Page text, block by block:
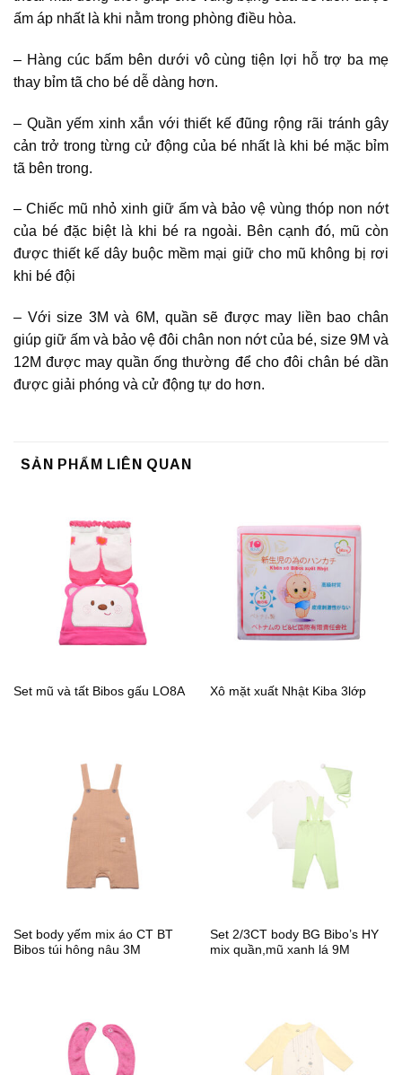
ấm áp nhất là khi nằm trong phòng điều hòa.
– Hàng cúc bấm bên dưới vô cùng tiện lợi hỗ trợ ba mẹ
thay bỉm tã cho bé dễ dàng hơn.
– Quần yếm xinh xắn với thiết kế đũng rộng rãi tránh gây
cản trở trong từng cử động của bé nhất là khi bé mặc bỉm
tã bên trong.
– Chiếc mũ nhỏ xinh giữ ấm và bảo vệ vùng thóp non nớt
của bé đặc biệt là khi bé ra ngoài. Bên cạnh đó, mũ còn
được thiết kế dây buộc mềm mại giữ cho mũ không bị rơi
khi bé đội
– Với size 3M và 6M, quần sẽ được may liền bao chân
giúp giữ ấm và bảo vệ đôi chân non nớt của bé, size 9M và
12M được may quần ống thường để cho đôi chân bé dần
được giải phóng và cử động tự do hơn.
SẢN PHẨM LIÊN QUAN
Set mũ và tất Bibos gấu LO8A Xô mặt xuất Nhật Kiba 3lớp
Set body yếm mix áo CT BT
Bibos túi hông nâu 3M
Set 2/3CT body BG Bibo’s HY
mix quần,mũ xanh lá 9M